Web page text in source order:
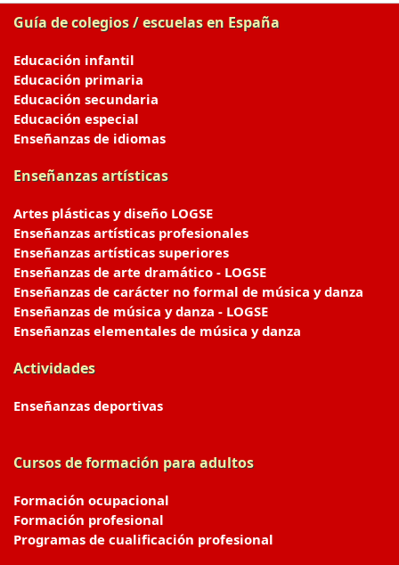
Guía de colegios / escuelas en España
Educación infantil
Educación primaria
Educación secundaria
Educación especial
Enseñanzas de idiomas
Enseñanzas artísticas
Artes plásticas y diseño LOGSE
Enseñanzas artísticas profesionales
Enseñanzas artísticas superiores
Enseñanzas de arte dramático - LOGSE
Enseñanzas de carácter no formal de música y danza
Enseñanzas de música y danza - LOGSE
Enseñanzas elementales de música y danza
Actividades
Enseñanzas deportivas
Cursos de formación para adultos
Formación ocupacional
Formación profesional
Programas de cualificación profesional